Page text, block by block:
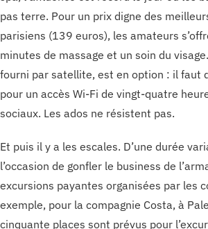
pas terre. Pour un prix digne des
parisiens (139 euros), les amateurs
minutes de massage et un soin du
fourni par satellite, est en option : il faut
pour un accès Wi-Fi de vingt-quatre
sociaux. Les ados ne résistent pas.
Et puis il y a les escales. D’une durée
l’occasion de gonfler le business de
excursions payantes organisées par les
exemple, pour la compagnie Costa, à
cinquante places sont prévus pour